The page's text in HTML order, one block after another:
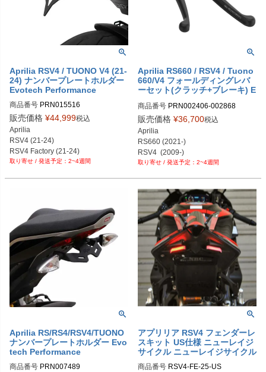
PRN002407-002867-17
PRN002407-002867-18
PRN002407-002867-19
Aprilia RSV4 / TUONO V4 (21-
24) ナンバープレートホルダー
Evotech Performance
商品番号 PRN015516
PRN015516-01
PRN015516-02
PRN015516-03
PRN015516-04
販売価格 ¥44,999税込
Aprilia
RSV4 (21-24)
RSV4 Factory (21-24)
Tuono V4 (21-24) 2~4週間
Aprilia RS660 / RSV4 / Tuono
660/V4 フォールディングレバ
ーセット(クラッチ+ブレーキ) E
商品番号 PRN002406-002868
PRN002406-002868-01
PRN002406-002868-02
PRN002406-002868-03
PRN002406-002868-04
PRN002406-002868-05
PRN002406-002868-07
PRN002406-002868-08
PRN002406-002868-09
PRN002406-002868-10
PRN002406-002868-11
PRN002406-002868-12
PRN002406-002868-15
PRN002406-002868-16
PRN002406-002868-17
PRN002406-002868-18
PRN002406-002868-19
販売価格 ¥36,700税込
Aprilia
RS660 (2021-)
RSV4  (2009-)
Tuono 660  (2021-) 2~4週間
Aprilia RS/RS4/RSV4/TUONO
ナンバープレートホルダー Evo
tech Performance
商品番号 PRN007489
アプリリア RSV4 フェンダーレ
スキット US仕様 ニューレイジ
サイクル ニューレイジサイクル
商品番号 RSV4-FE-25-US